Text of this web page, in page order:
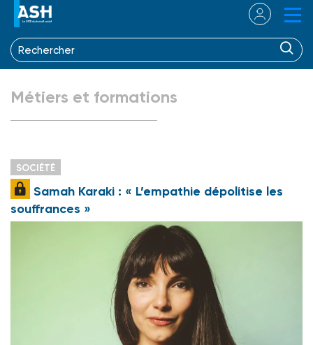
Métiers et formations
SOCIÉTÉ
Samah Karaki : « L’empathie dépolitise les
souffrances »